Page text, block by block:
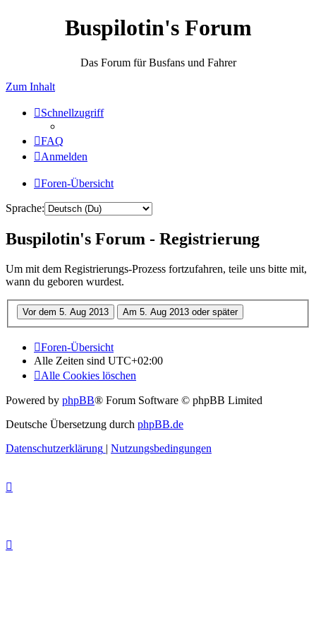
Buspilotin's Forum
Das Forum für Busfans und Fahrer
Zum Inhalt
Schnellzugriff
FAQ
Anmelden
Foren-Übersicht
Sprache:
Buspilotin's Forum - Registrierung
Um mit dem Registrierungs-Prozess fortzufahren, teile uns bitte mit,
wann du geboren wurdest.
Foren-Übersicht
Alle Zeiten sind UTC+02:00
Alle Cookies löschen
Powered by phpBB® Forum Software © phpBB Limited
Deutsche Übersetzung durch phpBB.de
Datenschutzerklärung | Nutzungsbedingungen